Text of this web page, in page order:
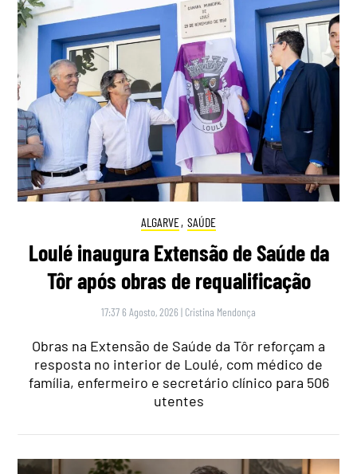
ALGARVE, SAÚDE
Loulé inaugura Extensão de Saúde da
Tôr após obras de requalificação
17:37 6 Agosto, 2026 | Cristina Mendonça
Obras na Extensão de Saúde da Tôr reforçam a
resposta no interior de Loulé, com médico de
família, enfermeiro e secretário clínico para 506
utentes